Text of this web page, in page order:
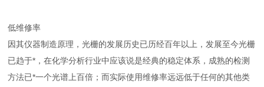
低维修率
因其仪器制造原理，光栅的发展历史已历经百年以上，发展至今光栅
已趋于*，在化学分析行业中应该说是经典的稳定体系，成熟的检测
方法已*一个光谱上百倍；而实际使用维修率远远低于任何的其他类